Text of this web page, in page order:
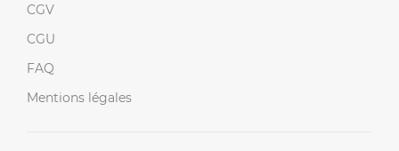
CGV
CGU
FAQ
Mentions légales